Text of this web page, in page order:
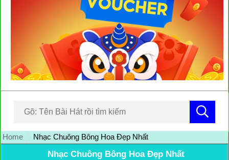
Home Nhạc Chuông Bông Hoa Đẹp Nhất
Nhạc Chuông Bông Hoa Đẹp Nhất